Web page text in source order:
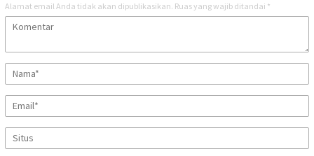
Alamat email Anda tidak akan dipublikasikan. Ruas yang wajib ditandai *